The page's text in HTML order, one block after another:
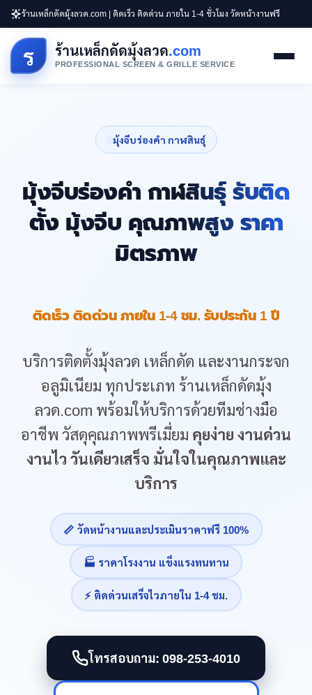
ร้านเหล็กดัดมุ้งลวด.com | ติดเร็ว ติดด่วน ภายใน 1-4 ชั่วโมง วัดหน้างานฟรี
ร ร้านเหล็กดัดมุ้งลวด.com
PROFESSIONAL SCREEN & GRILLE SERVICE
มุ้งจีบร่องคำ กาฬสินธุ์
มุ้งจีบร่องคำ กาฬสินธุ์ รับติด
ตั้ง มุ้งจีบ คุณภาพสูง ราคา
มิตรภาพ
ติดเร็ว ติดด่วน ภายใน 1-4 ชม. รับประกัน 1 ปี
บริการติดตั้งมุ้งลวด เหล็กดัด และงานกระจก
อลูมิเนียม ทุกประเภท ร้านเหล็กดัดมุ้ง
ลวด.com พร้อมให้บริการด้วยทีมช่างมือ
อาชีพ วัสดุคุณภาพพรีเมี่ยม คุยง่าย งานด่วน
งานไว วันเดียวเสร็จ มั่นใจในคุณภาพและ
บริการ
📏 วัดหน้างานและประเมินราคาฟรี 100%
🏭 ราคาโรงงาน แข็งแรงทนทาน
⚡ ติดด่วนเสร็จไวภายใน 1-4 ชม.
โทรสอบถาม: 098-253-4010